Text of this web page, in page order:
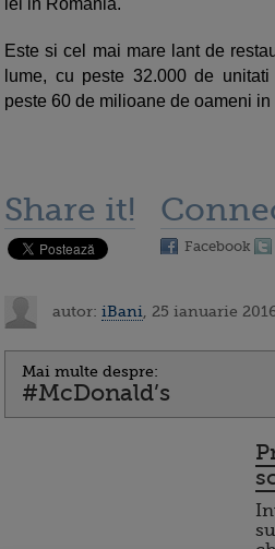
lei in Romania.
Este si cel mai mare lant de
lume, cu peste 32.000 de
peste 60 de milioane de oameni in
Share it!
Facebook
autor: iBani , 25 ianuarie
Mai multe despre:
#McDonald’s